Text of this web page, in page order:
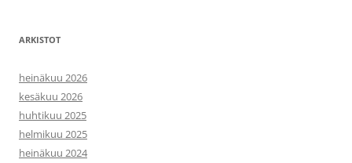
ARKISTOT
heinäkuu 2026
kesäkuu 2026
huhtikuu 2025
helmikuu 2025
heinäkuu 2024